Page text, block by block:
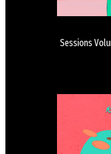
Sessions